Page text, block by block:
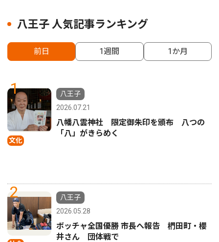
八王子 人気記事ランキング
前日 1週間 1か月
1
文化
八王子
2026.07.21
八幡八雲神社 限定御朱印を頒布 八つの
「八」がきらめく
2
八王子
2026.05.28
ボッチャ全国優勝 市長へ報告 椚田町・櫻
井さん 団体戦で